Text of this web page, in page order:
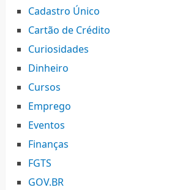
Cadastro Único
Cartão de Crédito
Curiosidades
Dinheiro
Cursos
Emprego
Eventos
Finanças
FGTS
GOV.BR